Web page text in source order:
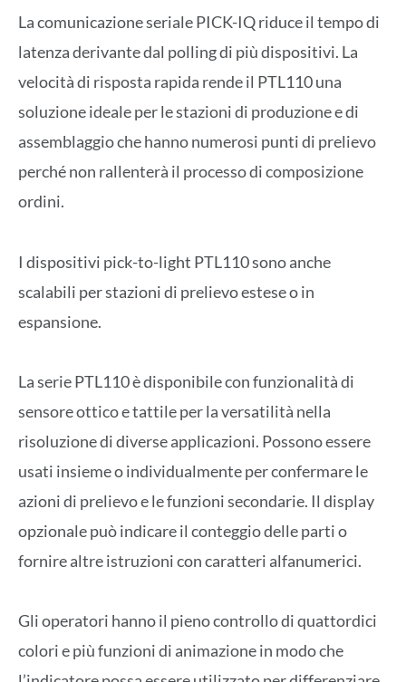
La comunicazione seriale PICK-IQ riduce il tempo di
latenza derivante dal polling di più dispositivi. La
velocità di risposta rapida rende il PTL110 una
soluzione ideale per le stazioni di produzione e di
assemblaggio che hanno numerosi punti di prelievo
perché non rallenterà il processo di composizione
ordini.
I dispositivi pick-to-light PTL110 sono anche
scalabili per stazioni di prelievo estese o in
espansione.
La serie PTL110 è disponibile con funzionalità di
sensore ottico e tattile per la versatilità nella
risoluzione di diverse applicazioni. Possono essere
usati insieme o individualmente per confermare le
azioni di prelievo e le funzioni secondarie. Il display
opzionale può indicare il conteggio delle parti o
fornire altre istruzioni con caratteri alfanumerici.
Gli operatori hanno il pieno controllo di quattordici
colori e più funzioni di animazione in modo che